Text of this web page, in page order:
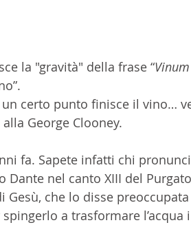
la "gravità" della frase “
certo punto finisce il vino…
alla George Clooney.
fa. Sapete infatti chi
Dante nel canto XIII del
Gesù, che lo disse
a trasformare l’acqua